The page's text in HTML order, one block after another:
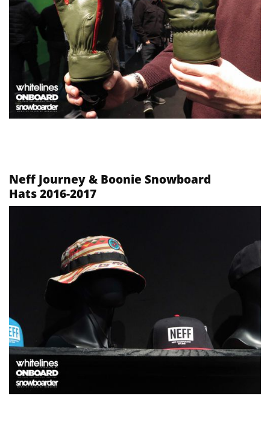
Neff Journey & Boonie Snowboard
Hats 2016-2017